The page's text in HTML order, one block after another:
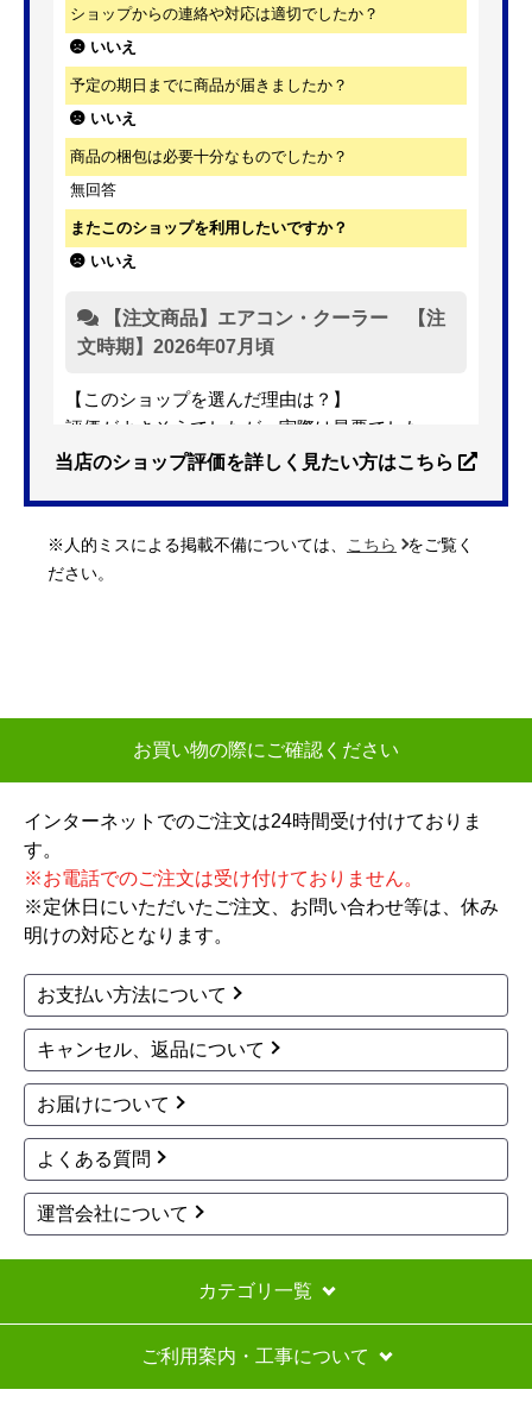
ショップからの連絡や対応は適切でしたか？
いいえ
予定の期日までに商品が届きましたか？
いいえ
商品の梱包は必要十分なものでしたか？
無回答
またこのショップを利用したいですか？
いいえ
【注文商品】エアコン・クーラー 【注
文時期】2026年07月頃
【このショップを選んだ理由は？】
評価がよさそうでしたが、実際は最悪でした。
お店からの連絡は一度も無し。キャンセル済み。
【その他感想・コメント】
から連絡。その後もお店からの連絡無し。結局業
ちらから連絡した結果、設置予定日は購入から約1
繁忙期であることは理解します。が、ここまで日
数がかかるのであれば事前に連絡していただけれ
ば、他の選択肢を考えることができました。先延
ばしばかりされ、時間と体力を無駄にしてしまい
ました。
結局キャンセルし、自分で手配したところ4日後に
は設置できることになりました。
評価が良いのが本当に疑問。まったく実態が伴わ
ないお店です。
近年稀に見る対応の悪さでした。
欲しい商品をスムーズに注文できましたか？
当店のショップ評価を詳しく見たい方はこちら
※人的ミスによる掲載不備については、 こちら
をご覧く
ださい。
お買い物の際にご確認ください
インターネットでのご注文は24時間受け付けておりま
す。
※お電話でのご注文は受け付けておりません。
※定休日にいただいたご注文、お問い合わせ等は、休み
明けの対応となります。
お支払い方法について
キャンセル、返品について
お届けについて
よくある質問
運営会社について
カテゴリ一覧
ご利用案内・工事について